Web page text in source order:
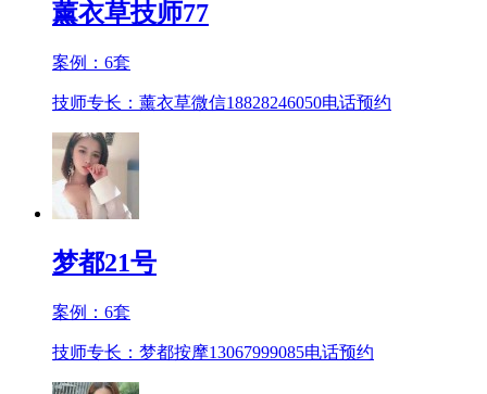
薰衣草技师77
案例： 6套
技师专长：薰衣草微信18828246050电话预约
梦都21号
案例： 6套
技师专长：梦都按摩13067999085电话预约